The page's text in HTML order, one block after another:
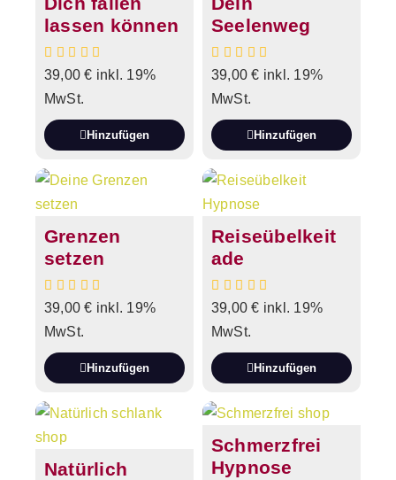
lassen können
39,00€ inkl. 19%
MwSt.
Hinzufügen
Seelenweg
39,00€ inkl. 19%
MwSt.
Hinzufügen
Grenzen
setzen
39,00€ inkl. 19%
MwSt.
Hinzufügen
Reiseübelkeit
ade
39,00€ inkl. 19%
MwSt.
Hinzufügen
Natürlich
Schmerzfrei
Hypnose